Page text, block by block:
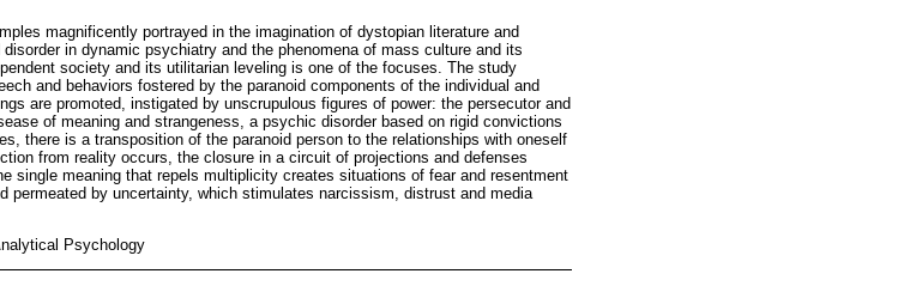
magnificently portrayed in the imagination of dystopian literature and
in dynamic psychiatry and the phenomena of mass culture and its
society and its utilitarian leveling is one of the focuses. The study
and behaviors fostered by the paranoid components of the individual and
are promoted, instigated by unscrupulous figures of power: the persecutor and
of meaning and strangeness, a psychic disorder based on rigid convictions
there is a transposition of the paranoid person to the relationships with oneself
from reality occurs, the closure in a circuit of projections and defenses
single meaning that repels multiplicity creates situations of fear and resentment
permeated by uncertainty, which stimulates narcissism, distrust and media
Psychology